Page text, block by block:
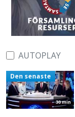
AUTOPLAY
30 min
Den senaste